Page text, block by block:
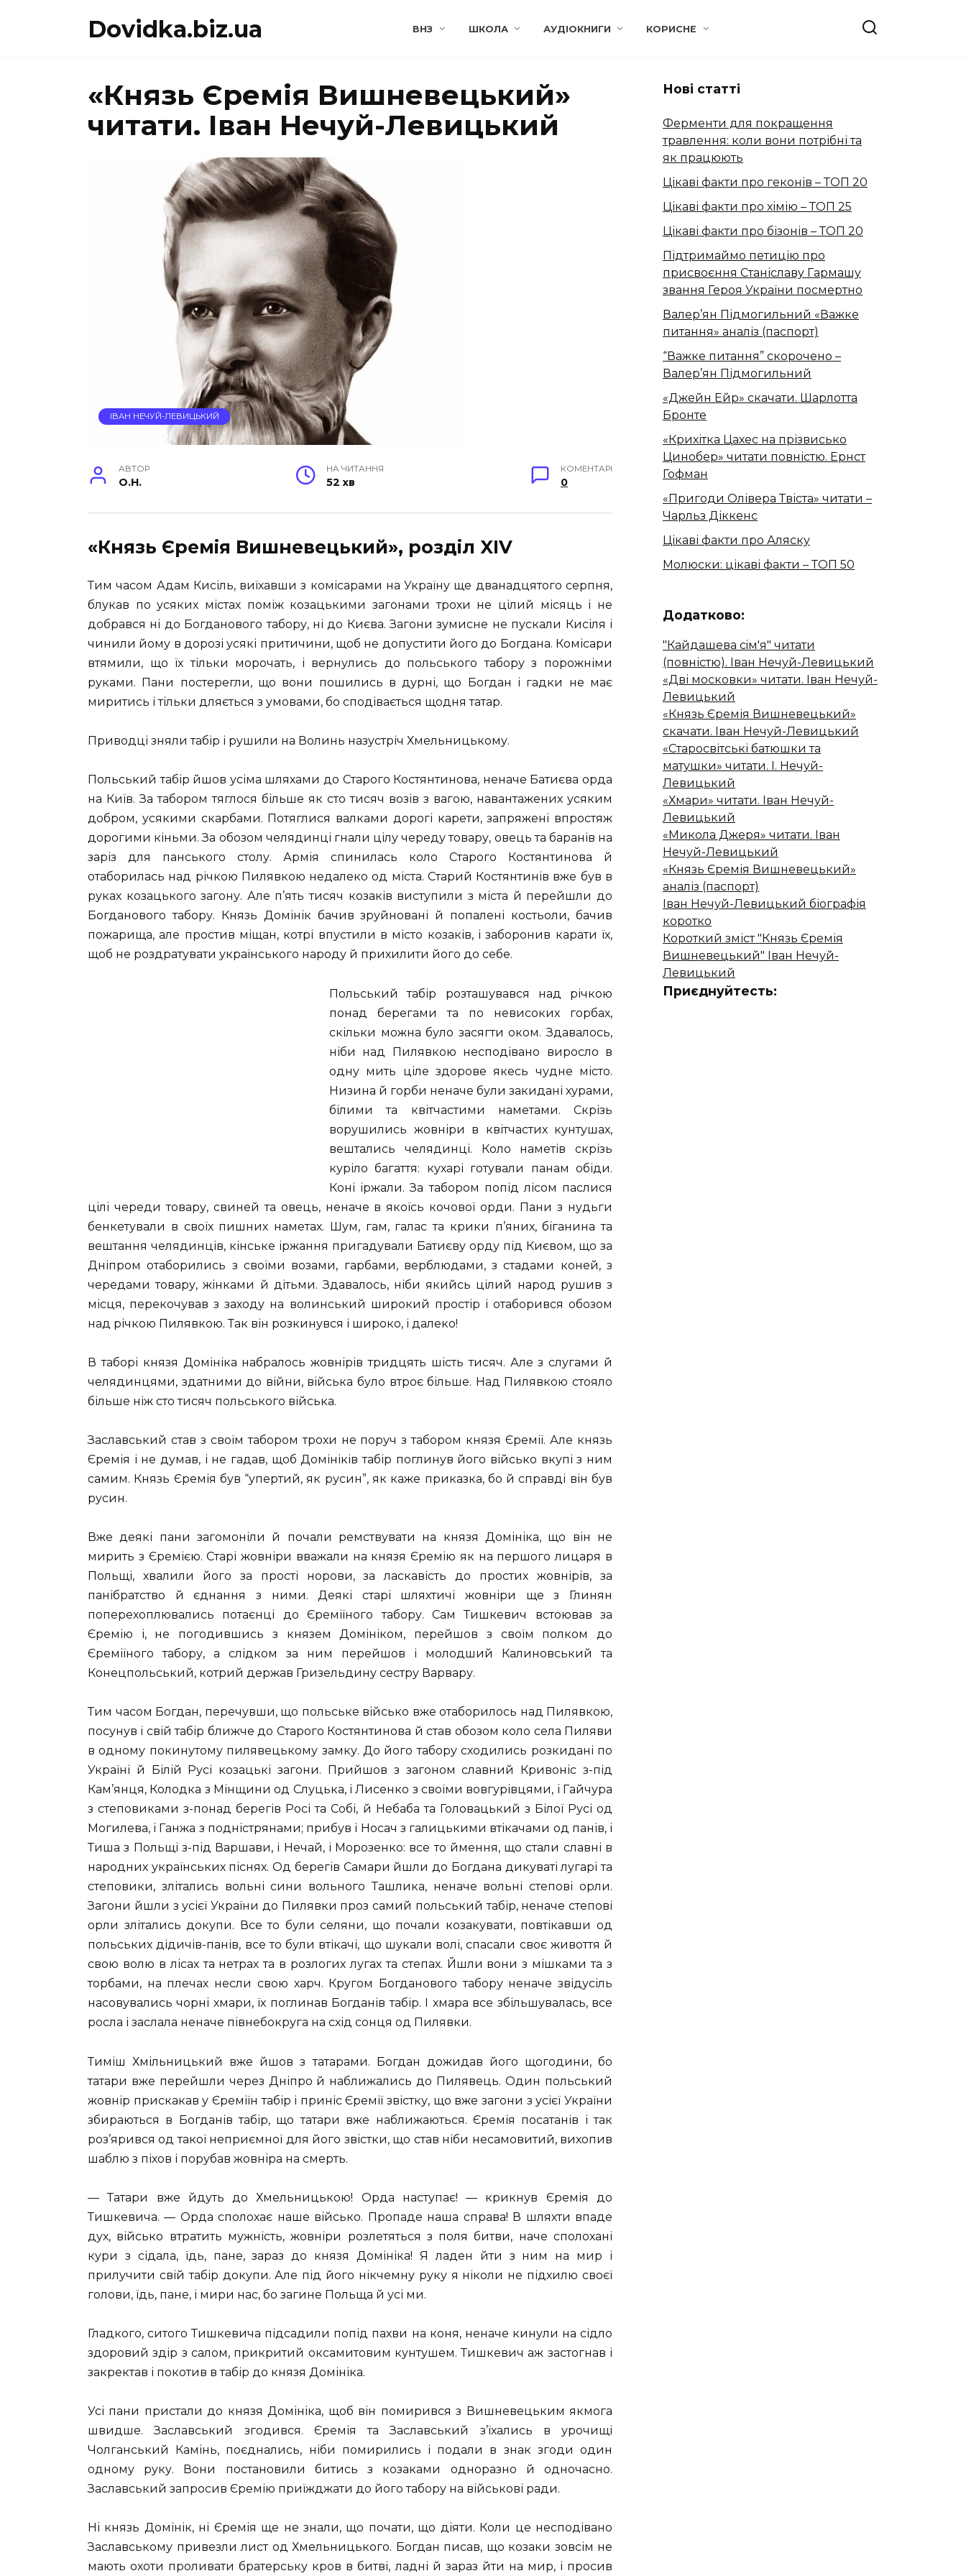
Dovidka.biz.ua ВНЗ ШКОЛА АУДІОКНИГИ КОРИСНЕ
«Князь Єремія Вишневецький»
читати. Іван Нечуй-Левицький
ІВАН НЕЧУЙ-ЛЕВИЦЬКИЙ
АВТОР
O.H.
НА ЧИТАННЯ
52 хв
КОМЕНТАРІ
0
«Князь Єремія Вишневецький», розділ XIV
Тим часом Адам Кисіль, виїхавши з комісарами на Україну ще дванадцятого серпня,
блукав по усяких містах поміж козацькими загонами трохи не цілий місяць і не
добрався ні до Богданового табору, ні до Києва. Загони зумисне не пускали Кисіля і
чинили йому в дорозі усякі притичини, щоб не допустити його до Богдана. Комісари
втямили, що їх тільки морочать, і вернулись до польського табору з порожніми
руками. Пани постерегли, що вони пошились в дурні, що Богдан і гадки не має
миритись і тільки дляється з умовами, бо сподівається щодня татар.
Приводці зняли табір і рушили на Волинь назустріч Хмельницькому.
Польський табір йшов усіма шляхами до Старого Костянтинова, неначе Батиєва орда
на Київ. За табором тяглося більше як сто тисяч возів з вагою, навантажених усяким
добром, усякими скарбами. Потяглися валками дорогі карети, запряжені впростяж
дорогими кіньми. За обозом челядинці гнали цілу череду товару, овець та баранів на
заріз для панського столу. Армія спинилась коло Старого Костянтинова й
отаборилась над річкою Пилявкою недалеко од міста. Старий Костянтинів вже був в
руках козацького загону. Але п’ять тисяч козаків виступили з міста й перейшли до
Богданового табору. Князь Домінік бачив зруйновані й попалені костьоли, бачив
пожарища, але простив міщан, котрі впустили в місто козаків, і заборонив карати їх,
щоб не роздратувати українського народу й прихилити його до себе.
Польський табір розташувався над річкою
понад берегами та по невисоких горбах,
скільки можна було засягти оком. Здавалось,
ніби над Пилявкою несподівано виросло в
одну мить ціле здорове якесь чудне місто.
Низина й горби неначе були закидані хурами,
білими та квітчастими наметами. Скрізь
ворушились жовніри в квітчастих кунтушах,
вештались челядинці. Коло наметів скрізь
куріло багаття: кухарі готували панам обіди.
Коні іржали. За табором попід лісом паслися
цілі череди товару, свиней та овець, неначе в якоїсь кочової орди. Пани з нудьги
бенкетували в своїх пишних наметах. Шум, гам, галас та крики п’яних, біганина та
вештання челядинців, кінське іржання пригадували Батиєву орду під Києвом, що за
Дніпром отаборились з своїми возами, гарбами, верблюдами, з стадами коней, з
чередами товару, жінками й дітьми. Здавалось, ніби якийсь цілий народ рушив з
місця, перекочував з заходу на волинський широкий простір і отаборився обозом
над річкою Пилявкою. Так він розкинувся і широко, і далеко!
В таборі князя Домініка набралось жовнірів тридцять шість тисяч. Але з слугами й
челядинцями, здатними до війни, війська було втроє більше. Над Пилявкою стояло
більше ніж сто тисяч польського війська.
Заславський став з своїм табором трохи не поруч з табором князя Єремії. Але князь
Єремія і не думав, і не гадав, щоб Домініків табір поглинув його військо вкупі з ним
самим. Князь Єремія був “упертий, як русин”, як каже приказка, бо й справді він був
русин.
Вже деякі пани загомоніли й почали ремствувати на князя Домініка, що він не
мирить з Єремією. Старі жовніри вважали на князя Єремію як на першого лицаря в
Польщі, хвалили його за прості норови, за ласкавість до простих жовнірів, за
панібратство й єднання з ними. Деякі старі шляхтичі жовніри ще з Глинян
поперехоплювались потаєнці до Єреміїного табору. Сам Тишкевич встоював за
Єремію і, не погодившись з князем Домініком, перейшов з своїм полком до
Єреміїного табору, а слідком за ним перейшов і молодший Калиновський та
Конецпольський, котрий держав Гризельдину сестру Варвару.
Тим часом Богдан, перечувши, що польське військо вже отаборилось над Пилявкою,
посунув і свій табір ближче до Старого Костянтинова й став обозом коло села Пиляви
в одному покинутому пилявецькому замку. До його табору сходились розкидані по
Україні й Білій Русі козацькі загони. Прийшов з загоном славний Кривоніс з-під
Кам’янця, Колодка з Мінщини од Слуцька, і Лисенко з своїми вовгурівцями, і Гайчура
з степовиками з-понад берегів Росі та Собі, й Небаба та Головацький з Білої Русі од
Могилева, і Ганжа з подністрянами; прибув і Носач з галицькими втікачами од панів, і
Тиша з Польщі з-під Варшави, і Нечай, і Морозенко: все то ймення, що стали славні в
народних українських піснях. Од берегів Самари йшли до Богдана дикуваті лугарі та
степовики, злітались вольні сини вольного Ташлика, неначе вольні степові орли.
Загони йшли з усієї України до Пилявки проз самий польський табір, неначе степові
орли злітались докупи. Все то були селяни, що почали козакувати, повтікавши од
польських дідичів-панів, все то були втікачі, що шукали волі, спасали своє живоття й
свою волю в лісах та нетрах та в розлогих лугах та степах. Йшли вони з мішками та з
торбами, на плечах несли свою харч. Кругом Богданового табору неначе звідусіль
насовувались чорні хмари, їх поглинав Богданів табір. І хмара все збільшувалась, все
росла і заслала неначе півнебокруга на схід сонця од Пилявки.
Тиміш Хмільницький вже йшов з татарами. Богдан дожидав його щогодини, бо
татари вже перейшли через Дніпро й наближались до Пилявець. Один польський
жовнір прискакав у Єреміїн табір і приніс Єремії звістку, що вже загони з усієї України
збираються в Богданів табір, що татари вже наближаються. Єремія посатанів і так
роз’ярився од такої неприємної для його звістки, що став ніби несамовитий, вихопив
шаблю з піхов і порубав жовніра на смерть.
— Татари вже йдуть до Хмельницькою! Орда наступає! — крикнув Єремія до
Тишкевича. — Орда сполохає наше військо. Пропаде наша справа! В шляхти впаде
дух, військо втратить мужність, жовніри розлетяться з поля битви, наче сполохані
кури з сідала, їдь, пане, зараз до князя Домініка! Я ладен йти з ним на мир і
прилучити свій табір докупи. Але під його нікчемну руку я ніколи не підхилю своєї
голови, їдь, пане, і мири нас, бо загине Польща й усі ми.
Гладкого, ситого Тишкевича підсадили попід пахви на коня, неначе кинули на сідло
здоровий здір з салом, прикритий оксамитовим кунтушем. Тишкевич аж застогнав і
закректав і покотив в табір до князя Домініка.
Усі пани пристали до князя Домініка, щоб він помирився з Вишневецьким якмога
швидше. Заславський згодився. Єремія та Заславський з’їхались в урочищі
Чолганський Камінь, поєднались, ніби помирились і подали в знак згоди один
одному руку. Вони постановили битись з козаками одноразно й одночасно.
Заславський запросив Єремію приїжджати до його табору на військові ради.
Ні князь Домінік, ні Єремія ще не знали, що почати, що діяти. Коли це несподівано
Заславському привезли лист од Хмельницького. Богдан писав, що козаки зовсім не
мають охоти проливати братерську кров в битві, ладні й зараз йти на мир, і просив
Нові статті
Ферменти для покращення
травлення: коли вони потрібні та
як працюють
Цікаві факти про геконів – ТОП 20
Цікаві факти про хімію – ТОП 25
Цікаві факти про бізонів – ТОП 20
Підтримаймо петицію про
присвоєння Станіславу Гармашу
звання Героя України посмертно
Валер’ян Підмогильний «Важке
питання» аналіз (паспорт)
“Важке питання” скорочено –
Валер’ян Підмогильний
«Джейн Ейр» скачати. Шарлотта
Бронте
«Крихітка Цахес на прізвисько
Цинобер» читати повністю. Ернст
Гофман
«Пригоди Олівера Твіста» читати –
Чарльз Діккенс
Цікаві факти про Аляску
Молюски: цікаві факти – ТОП 50
Додатково:
"Кайдашева сiм'я" читати
(повністю). Іван Нечуй-Левицький
«Дві московки» читати. Іван Нечуй-
Левицький
«Князь Єремія Вишневецький»
скачати. Іван Нечуй-Левицький
«Старосвітські батюшки та
матушки» читати. І. Нечуй-
Левицький
«Хмари» читати. Іван Нечуй-
Левицький
«Микола Джеря» читати. Іван
Нечуй-Левицький
«Князь Єремія Вишневецький»
аналіз (паспорт)
Іван Нечуй-Левицький біографія
коротко
Короткий зміст "Князь Єремія
Вишневецький" Іван Нечуй-
Левицький
Приєднуйтесть: